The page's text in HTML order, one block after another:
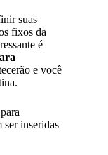
suas
fixos da
é
e você
ser inseridas